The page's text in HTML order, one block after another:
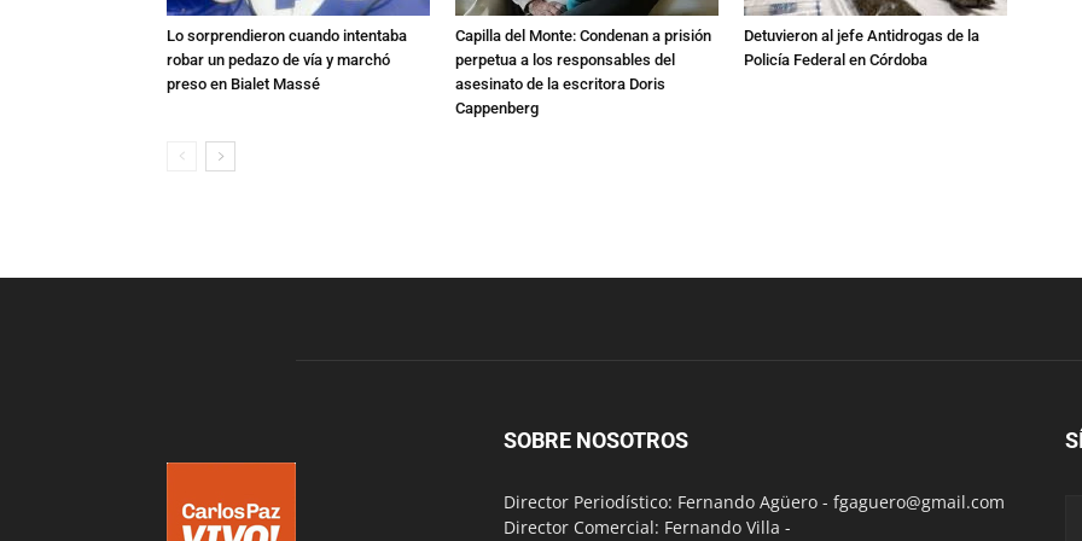
Lo sorprendieron cuando intentaba
robar un pedazo de vía y marchó
preso en Bialet Massé
Capilla del Monte: Condenan a prisión
perpetua a los responsables del
asesinato de la escritora Doris
Cappenberg
Detuvieron al jefe Antidrogas de la
Policía Federal en Córdoba
SOBRE NOSOTROS
Director Periodístico: Fernando Agüero - fgaguero@gmail.com
Director Comercial: Fernando Villa -